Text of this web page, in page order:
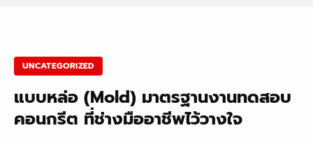
UNCATEGORIZED
แบบหล่อ (Mold) มาตรฐานงานทดสอบ
คอนกรีต ที่ช่างมืออาชีพไว้วางใจ